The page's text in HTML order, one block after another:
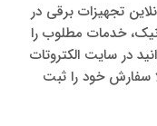
تجهیزات برقی در
خدمات مطلوب را
در سایت الکتروتات
سفارش خود را ثبت